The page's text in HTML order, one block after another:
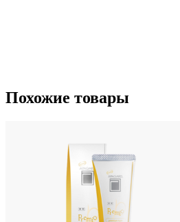
Похожие товары